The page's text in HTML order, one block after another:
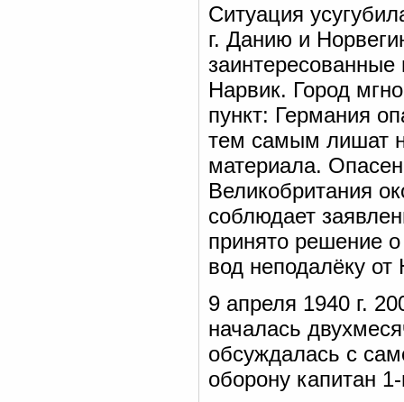
Ситуация
г. Данию и
Нарвик. Город
пункт: Германия
тем самым лишат
материала.
Великобритания
соблюдает
принято решение
вод неподалёку от
9 апреля 1940 г.
началась
обсуждалась с
оборону капитан